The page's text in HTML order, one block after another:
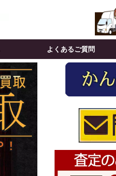
よくあるご質問